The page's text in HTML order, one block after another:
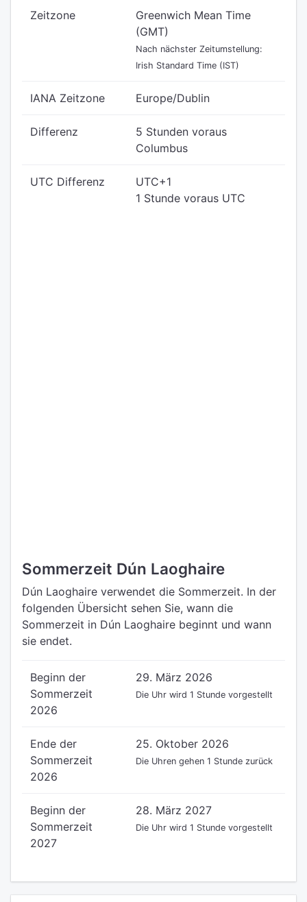
Zeitzone
Greenwich Mean Time
(GMT)
Nach nächster Zeitumstellung:
Irish Standard Time (IST)
IANA Zeitzone Europe/Dublin
Differenz
5 Stunden voraus
Columbus
UTC Differenz
UTC+1
1 Stunde voraus UTC
Sommerzeit Dún Laoghaire
Dún Laoghaire verwendet die Sommerzeit. In der
folgenden Übersicht sehen Sie, wann die
Sommerzeit in Dún Laoghaire beginnt und wann
sie endet.
Beginn der
Sommerzeit
2026
29. März 2026
Die Uhr wird 1 Stunde vorgestellt
Ende der
Sommerzeit
2026
25. Oktober 2026
Die Uhren gehen 1 Stunde zurück
Beginn der
Sommerzeit
2027
28. März 2027
Die Uhr wird 1 Stunde vorgestellt